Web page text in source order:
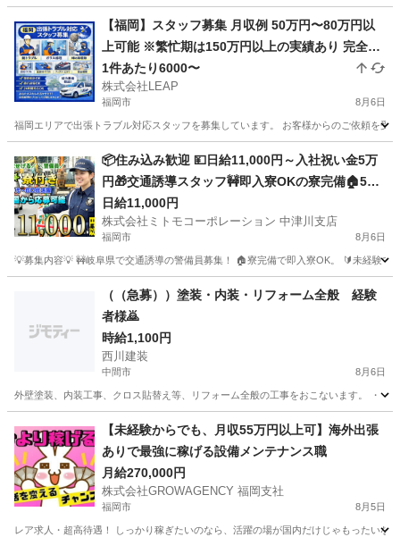
【福岡】スタッフ募集 月収例 50万円〜80万円以
上可能 ※繁忙期は150万円以上の実績あり 完全出
来高制 1件あたり平均10,000円 1日2〜7件程度の
対応 日収目安：20,000円〜70,000円
1件あたり6000〜
株式会社LEAP
福岡市 8月6日
福岡エリアで出張トラブル対応スタッフを募集しています。 お客様からのご依頼を
その他 スタッフ
📦住み込み歓迎 💴日給11,000円～入社祝い金5万
円🎁交通誘導スタッフ🚧即入寮OKの寮完備🏠50
代・60代活躍中👴難しい作業は一切なし👌地域の
安全を守るやりがいある仕事🛡️Web面接で即決も
可能です💻
日給11,000円
株式会社ミトモコーポレーション 中津川支店
福岡市 8月6日
💡募集内容💡 🚧岐阜県で交通誘導の警備員募集！ 🏠寮完備で即入寮OK。 🔰未経験
その他 Web
（（急募））塗装・内装・リフォーム全般 経験
者様🙇
時給1,100円
西川建装
中間市 8月6日
外壁塗装、内装工事、クロス貼替え等、リフォーム全般の工事をおこないます。
その他 外壁塗装
【未経験からでも、月収55万円以上可】海外出張
ありで最強に稼げる設備メンテナンス職
月給270,000円
株式会社GROWAGENCY 福岡支社
福岡市 8月5日
レア求人・超高待遇！ しっかり稼ぎたいのなら、活躍の場が国内だけじゃもったい